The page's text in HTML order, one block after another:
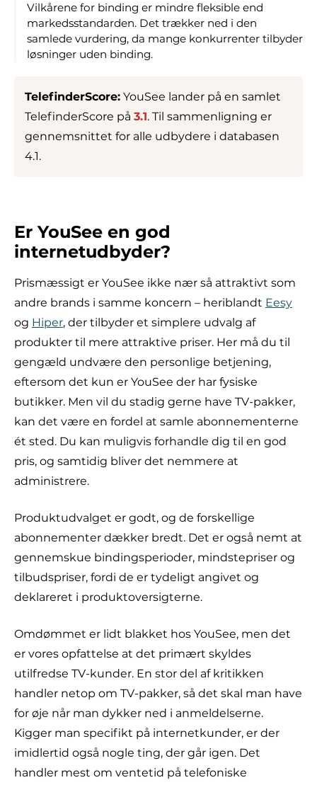
Vilkårene for binding er mindre fleksible end
markedsstandarden. Det trækker ned i den
samlede vurdering, da mange konkurrenter tilbyder
løsninger uden binding.
TelefinderScore: YouSee lander på en samlet
TelefinderScore på 3.1. Til sammenligning er
gennemsnittet for alle udbydere i databasen
4.1.
Er YouSee en god
internetudbyder?
Prismæssigt er YouSee ikke nær så attraktivt som
andre brands i samme koncern – heriblandt Eesy
og Hiper, der tilbyder et simplere udvalg af
produkter til mere attraktive priser. Her må du til
gengæld undvære den personlige betjening,
eftersom det kun er YouSee der har fysiske
butikker. Men vil du stadig gerne have TV-pakker,
kan det være en fordel at samle abonnementerne
ét sted. Du kan muligvis forhandle dig til en god
pris, og samtidig bliver det nemmere at
administrere.
Produktudvalget er godt, og de forskellige
abonnementer dækker bredt. Det er også nemt at
gennemskue bindingsperioder, mindstepriser og
tilbudspriser, fordi de er tydeligt angivet og
deklareret i produktoversigterne.
Omdømmet er lidt blakket hos YouSee, men det
er vores opfattelse at det primært skyldes
utilfredse TV-kunder. En stor del af kritikken
handler netop om TV-pakker, så det skal man have
for øje når man dykker ned i anmeldelserne.
Kigger man specifikt på internetkunder, er der
imidlertid også nogle ting, der går igen. Det
handler mest om ventetid på telefoniske